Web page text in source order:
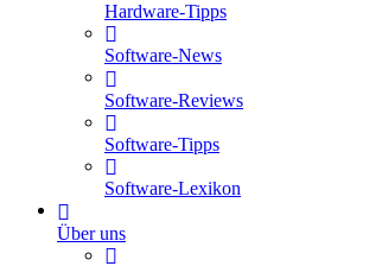
Hardware-Tipps
Software-News
Software-Reviews
Software-Tipps
Software-Lexikon
Über uns